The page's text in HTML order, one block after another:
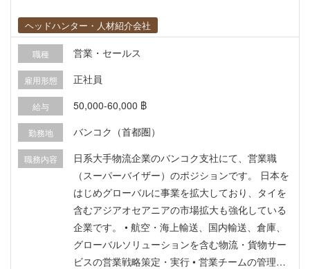
【社会保険など】 ・タイ国社会保険：あり ・タイ
民間海外医療保険：あり（勤続年数に応じて変動
あり） ・健康診断：あり（年1回、入社2年目以
降。入社1年目は法人価格で受診可能）
ヘッドハンター・人材紹介会社
職種 営業・セールス
雇用形態 正社員
給与 50,000-60,000 ฿
勤務地 バンコク（首都圏）
職務内容
日系大手物流企業のバンコク支社にて、営業職
（スーパーバイザー）のポジションです。 日本を
はじめグローバルに事業を拡大しており、タイを
含むアジアオセアニアの市場拡大も強化している
企業です。 • 航空・海上輸送、国内輸送、倉庫、
グローバルソリューションを含む物流・貨物サー
ビスの営業戦略策定・実行 • 営業チームの管理や